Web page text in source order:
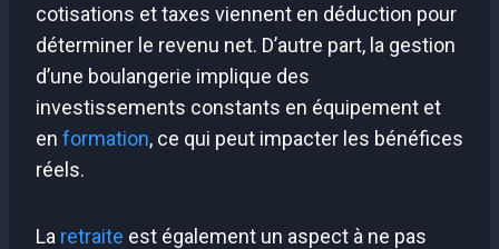
cotisations et taxes viennent en déduction pour
déterminer le revenu net. D’autre part, la gestion
d’une boulangerie implique des
investissements constants en équipement et
en formation, ce qui peut impacter les bénéfices
réels.
La retraite est également un aspect à ne pas